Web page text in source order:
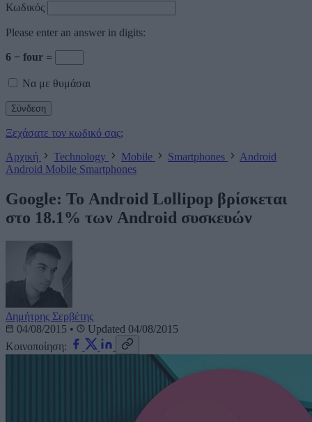
Κωδικός
Please enter an answer in digits:
6 − four =
Να με θυμάσαι
Ξεχάσατε τον κωδικό σας;
Αρχική
Technology Mobile Smartphones
Android
Android Mobile Smartphones
Google: Το Android Lollipop βρίσκεται
στο 18.1% των Android συσκευών
Δημήτρης Σερβέτης
04/08/2015 •
Updated 04/08/2015
Κοινοποίηση: